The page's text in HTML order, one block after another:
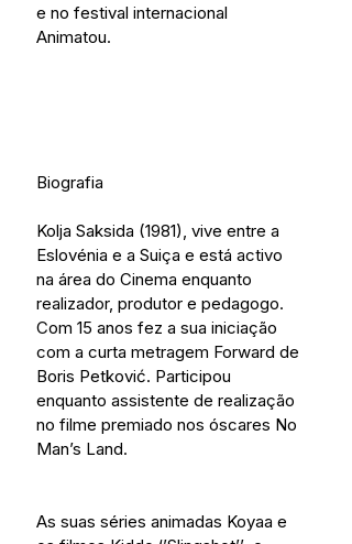
e no festival internacional
Animatou.
Biografia
Kolja Saksida (1981), vive entre a
Eslovénia e a Suiça e está activo
na área do Cinema enquanto
realizador, produtor e pedagogo.
Com 15 anos fez a sua iniciação
com a curta metragem Forward de
Boris Petković. Participou
enquanto assistente de realização
no filme premiado nos óscares No
Man’s Land.
As suas séries animadas Koyaa e